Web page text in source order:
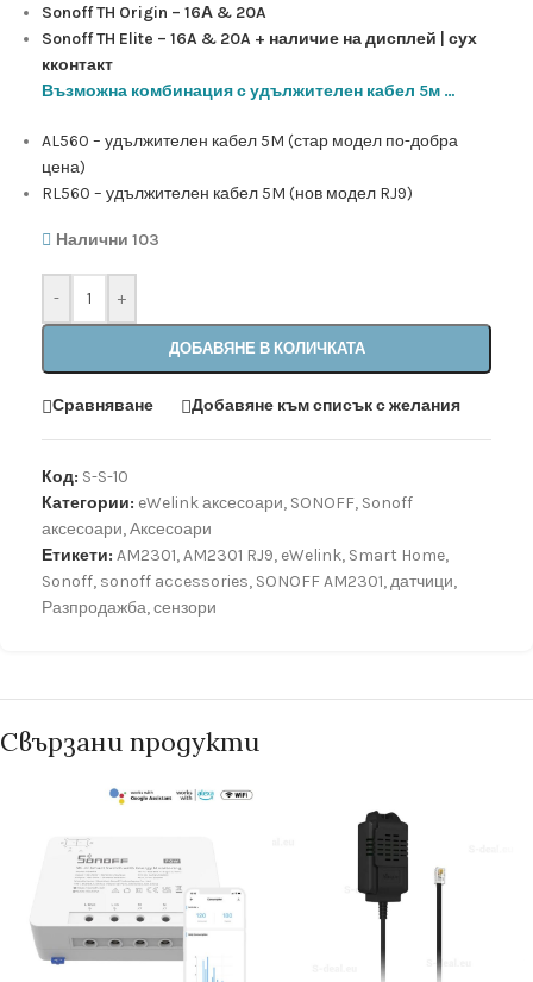
Sonoff TH Origin – 16А & 20A
Sonoff TH Elite – 16A & 20A + наличие на дисплей | сух
кконтакт
Възможна комбинация с удължителен кабел 5м …
AL560 – удължителен кабел 5M (стар модел по-добра
цена)
RL560 – удължителен кабел 5M (нов модел RJ9)
Налични 103
- +
ДОБАВЯНЕ В КОЛИЧКАТА
Сравняване Добавяне към списък с желания
Код: S-S-10
Категории: eWelink аксесоари, SONOFF, Sonoff
аксесоари,Аксесоари
Етикети: AM2301,AM2301 RJ9, eWelink, Smart Home,
Sonoff, sonoff accessories, SONOFF AM2301,датчици,
Разпродажба,сензори
Свързани продукти